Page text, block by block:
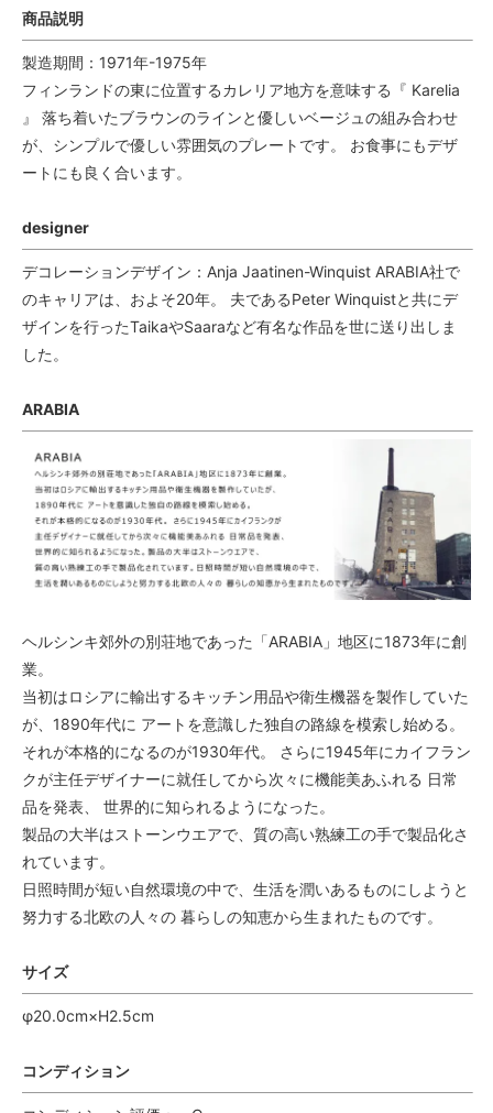
商品説明
製造期間：1971年-1975年
フィンランドの東に位置するカレリア地方を意味する『 Karelia
』 落ち着いたブラウンのラインと優しいベージュの組み合わせ
が、シンプルで優しい雰囲気のプレートです。 お食事にもデザ
ートにも良く合います。
designer
デコレーションデザイン：Anja Jaatinen-Winquist ARABIA社で
のキャリアは、およそ20年。 夫であるPeter Winquistと共にデ
ザインを行ったTaikaやSaaraなど有名な作品を世に送り出しま
した。
ARABIA
ヘルシンキ郊外の別荘地であった「ARABIA」地区に1873年に創
業。
当初はロシアに輸出するキッチン用品や衛生機器を製作していた
が、1890年代に アートを意識した独自の路線を模索し始める。
それが本格的になるのが1930年代。 さらに1945年にカイフラン
クが主任デザイナーに就任してから次々に機能美あふれる 日常
品を発表、 世界的に知られるようになった。
製品の大半はストーンウエアで、質の高い熟練工の手で製品化さ
れています。
日照時間が短い自然環境の中で、生活を潤いあるものにしようと
努力する北欧の人々の 暮らしの知恵から生まれたものです。
サイズ
φ20.0cm×H2.5cm
コンディション